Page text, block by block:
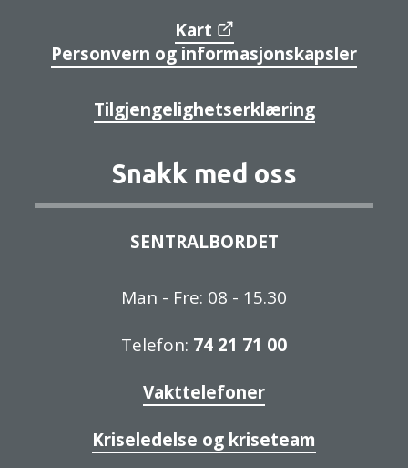
Kart
Personvern og informasjonskapsler
Tilgjengelighetserklæring
Snakk med oss
SENTRALBORDET
Man - Fre: 08 - 15.30
Telefon: 74 21 71 00
Vakttelefoner
Kriseledelse og kriseteam